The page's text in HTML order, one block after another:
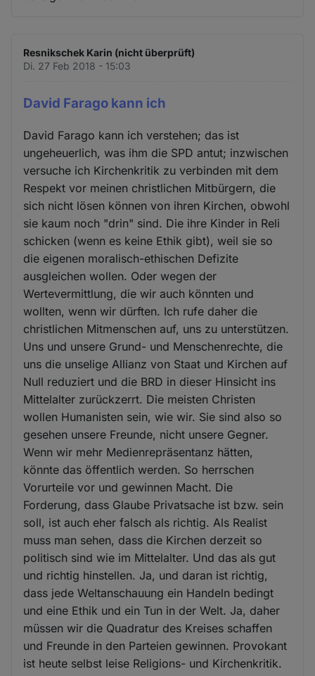
Resnikschek Karin (nicht überprüft)
Di. 27 Feb 2018 - 15:03
David Farago kann ich
David Farago kann ich verstehen; das ist
ungeheuerlich, was ihm die SPD antut; inzwischen
versuche ich Kirchenkritik zu verbinden mit dem
Respekt vor meinen christlichen Mitbürgern, die
sich nicht lösen können von ihren Kirchen, obwohl
sie kaum noch "drin" sind. Die ihre Kinder in Reli
schicken (wenn es keine Ethik gibt), weil sie so
die eigenen moralisch-ethischen Defizite
ausgleichen wollen. Oder wegen der
Wertevermittlung, die wir auch könnten und
wollten, wenn wir dürften. Ich rufe daher die
christlichen Mitmenschen auf, uns zu unterstützen.
Uns und unsere Grund- und Menschenrechte, die
uns die unselige Allianz von Staat und Kirchen auf
Null reduziert und die BRD in dieser Hinsicht ins
Mittelalter zurückzerrt. Die meisten Christen
wollen Humanisten sein, wie wir. Sie sind also so
gesehen unsere Freunde, nicht unsere Gegner.
Wenn wir mehr Medienrepräsentanz hätten,
könnte das öffentlich werden. So herrschen
Vorurteile vor und gewinnen Macht. Die
Forderung, dass Glaube Privatsache ist bzw. sein
soll, ist auch eher falsch als richtig. Als Realist
muss man sehen, dass die Kirchen derzeit so
politisch sind wie im Mittelalter. Und das als gut
und richtig hinstellen. Ja, und daran ist richtig,
dass jede Weltanschauung ein Handeln bedingt
und eine Ethik und ein Tun in der Welt. Ja, daher
müssen wir die Quadratur des Kreises schaffen
und Freunde in den Parteien gewinnen. Provokant
ist heute selbst leise Religions- und Kirchenkritik.